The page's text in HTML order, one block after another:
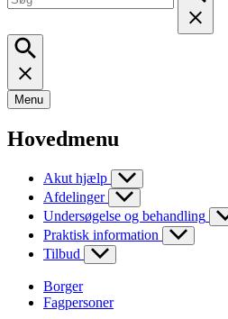
Menu
Hovedmenu
Akut hjælp
Afdelinger
Undersøgelse og behandling
Praktisk information
Tilbud
Borger
Fagpersoner